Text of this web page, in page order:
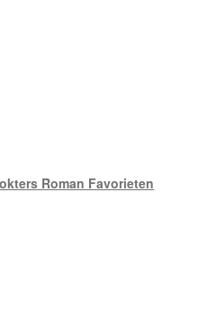
Roman Favorieten